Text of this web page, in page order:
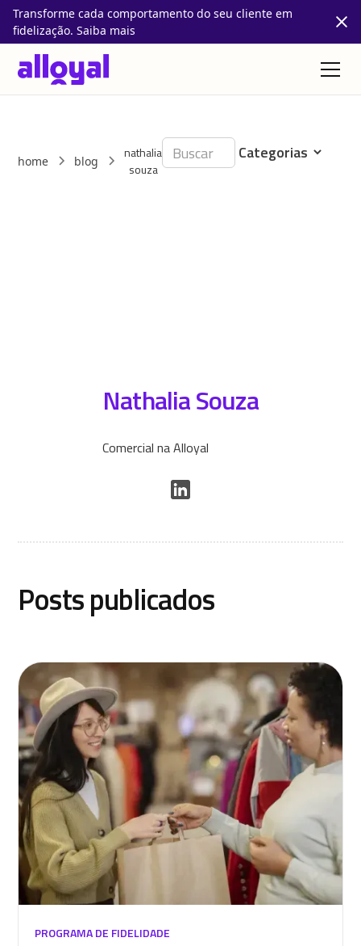
Transforme cada comportamento do seu cliente em
fidelização. Saiba mais
home blog
nathalia
souza
Nathalia Souza
Comercial na Alloyal
Posts publicados
PROGRAMA DE FIDELIDADE